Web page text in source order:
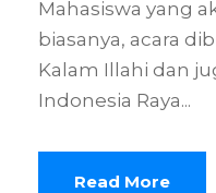
Mahasiswa yang
biasanya, acara
Kalam Illahi dan
Indonesia Raya...
Read More